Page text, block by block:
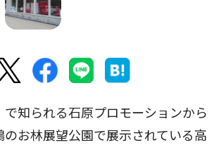
知られる石原プロモーションから
のお林展望公園で展示されている高